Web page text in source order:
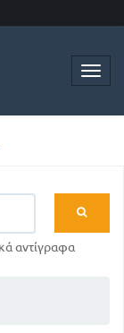
αντίγραφα